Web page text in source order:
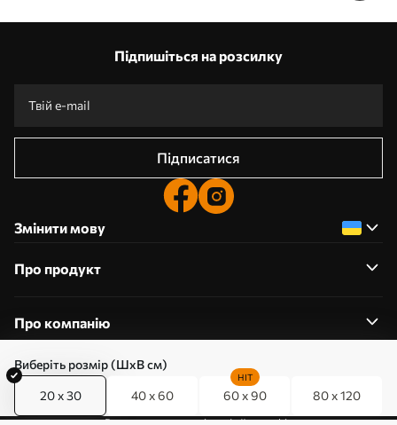
Виберіть розмір (ШхВ см)
20 x 30 40 x 60 60 x 90
HIT
80 x 120
Підпишіться на розсилку
Підписатися
Змінити мову
Про продукт
Про компанію
0800357223
Редагування дозволів на файли cookie